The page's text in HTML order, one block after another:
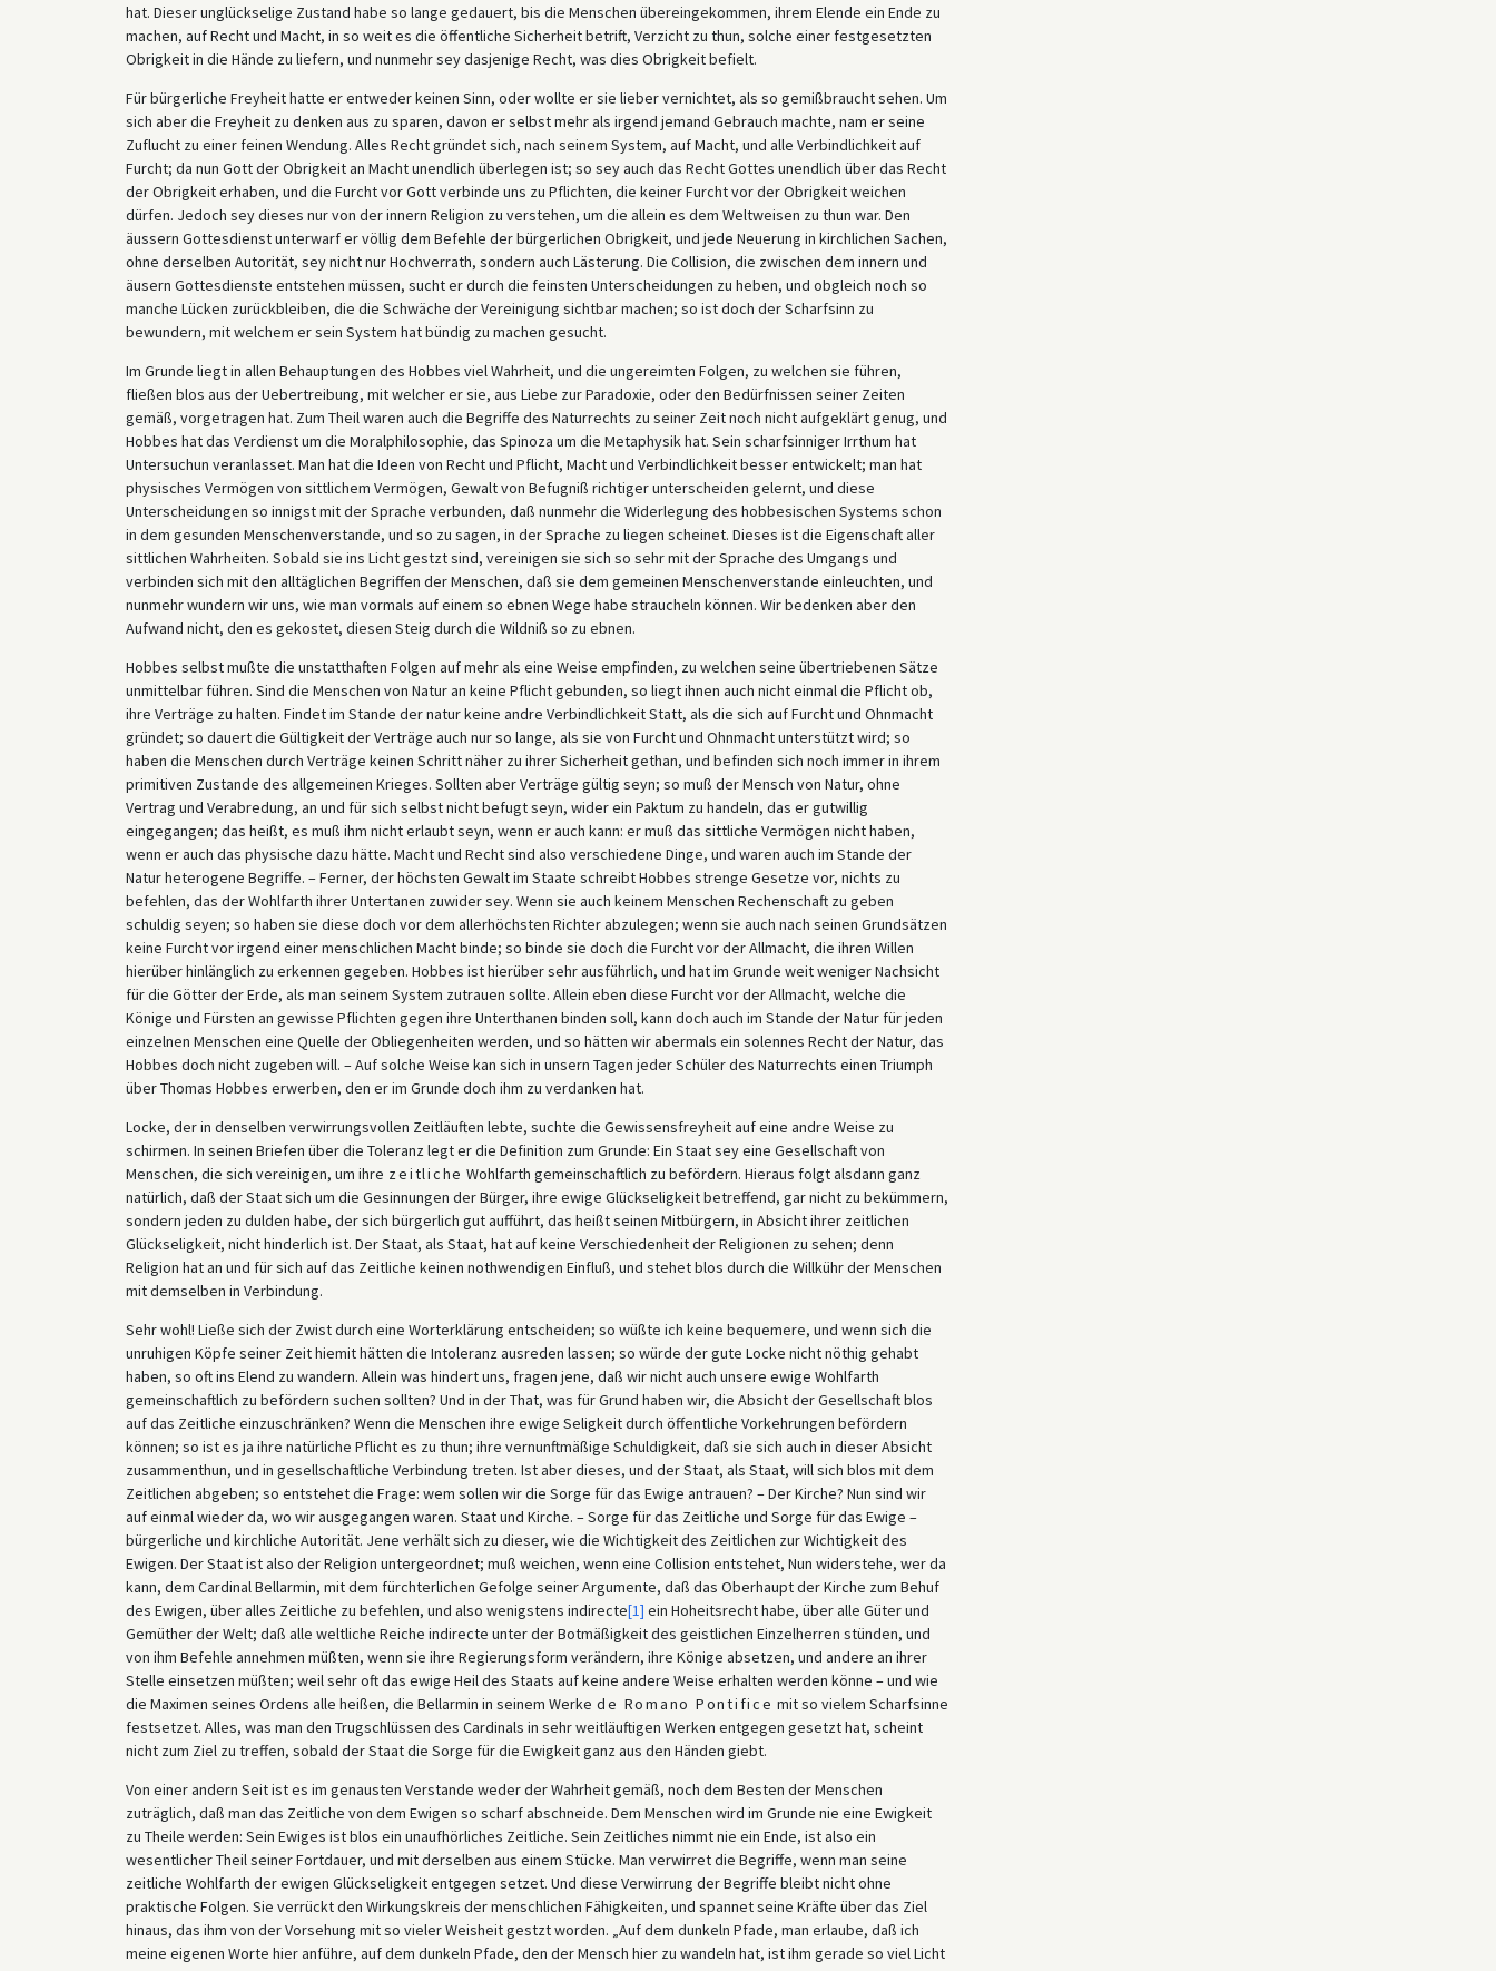
hat. Dieser unglückselige Zustand habe so lange gedauert, bis die Menschen übereingekommen, ihrem Elende ein Ende zu
machen, auf Recht und Macht, in so weit es die öffentliche Sicherheit betrift, Verzicht zu thun, solche einer festgesetzten
Obrigkeit in die Hände zu liefern, und nunmehr sey dasjenige Recht, was dies Obrigkeit befielt.
Für bürgerliche Freyheit hatte er entweder keinen Sinn, oder wollte er sie lieber vernichtet, als so gemißbraucht sehen. Um
sich aber die Freyheit zu denken aus zu sparen, davon er selbst mehr als irgend jemand Gebrauch machte, nam er seine
Zuflucht zu einer feinen Wendung. Alles Recht gründet sich, nach seinem System, auf Macht, und alle Verbindlichkeit auf
Furcht; da nun Gott der Obrigkeit an Macht unendlich überlegen ist; so sey auch das Recht Gottes unendlich über das Recht
der Obrigkeit erhaben, und die Furcht vor Gott verbinde uns zu Pflichten, die keiner Furcht vor der Obrigkeit weichen
dürfen. Jedoch sey dieses nur von der innern Religion zu verstehen, um die allein es dem Weltweisen zu thun war. Den
äussern Gottesdienst unterwarf er völlig dem Befehle der bürgerlichen Obrigkeit, und jede Neuerung in kirchlichen Sachen,
ohne derselben Autorität, sey nicht nur Hochverrath, sondern auch Lästerung. Die Collision, die zwischen dem innern und
äusern Gottesdienste entstehen müssen, sucht er durch die feinsten Unterscheidungen zu heben, und obgleich noch so
manche Lücken zurückbleiben, die die Schwäche der Vereinigung sichtbar machen; so ist doch der Scharfsinn zu
bewundern, mit welchem er sein System hat bündig zu machen gesucht.
Im Grunde liegt in allen Behauptungen des Hobbes viel Wahrheit, und die ungereimten Folgen, zu welchen sie führen,
fließen blos aus der Uebertreibung, mit welcher er sie, aus Liebe zur Paradoxie, oder den Bedürfnissen seiner Zeiten
gemäß, vorgetragen hat. Zum Theil waren auch die Begriffe des Naturrechts zu seiner Zeit noch nicht aufgeklärt genug, und
Hobbes hat das Verdienst um die Moralphilosophie, das Spinoza um die Metaphysik hat. Sein scharfsinniger Irrthum hat
Untersuchun veranlasset. Man hat die Ideen von Recht und Pflicht, Macht und Verbindlichkeit besser entwickelt; man hat
physisches Vermögen von sittlichem Vermögen, Gewalt von Befugniß richtiger unterscheiden gelernt, und diese
Unterscheidungen so innigst mit der Sprache verbunden, daß nunmehr die Widerlegung des hobbesischen Systems schon
in dem gesunden Menschenverstande, und so zu sagen, in der Sprache zu liegen scheinet. Dieses ist die Eigenschaft aller
sittlichen Wahrheiten. Sobald sie ins Licht gestzt sind, vereinigen sie sich so sehr mit der Sprache des Umgangs und
verbinden sich mit den alltäglichen Begriffen der Menschen, daß sie dem gemeinen Menschenverstande einleuchten, und
nunmehr wundern wir uns, wie man vormals auf einem so ebnen Wege habe straucheln können. Wir bedenken aber den
Aufwand nicht, den es gekostet, diesen Steig durch die Wildniß so zu ebnen.
Hobbes selbst mußte die unstatthaften Folgen auf mehr als eine Weise empfinden, zu welchen seine übertriebenen Sätze
unmittelbar führen. Sind die Menschen von Natur an keine Pflicht gebunden, so liegt ihnen auch nicht einmal die Pflicht ob,
ihre Verträge zu halten. Findet im Stande der natur keine andre Verbindlichkeit Statt, als die sich auf Furcht und Ohnmacht
gründet; so dauert die Gültigkeit der Verträge auch nur so lange, als sie von Furcht und Ohnmacht unterstützt wird; so
haben die Menschen durch Verträge keinen Schritt näher zu ihrer Sicherheit gethan, und befinden sich noch immer in ihrem
primitiven Zustande des allgemeinen Krieges. Sollten aber Verträge gültig seyn; so muß der Mensch von Natur, ohne
Vertrag und Verabredung, an und für sich selbst nicht befugt seyn, wider ein Paktum zu handeln, das er gutwillig
eingegangen; das heißt, es muß ihm nicht erlaubt seyn, wenn er auch kann: er muß das sittliche Vermögen nicht haben,
wenn er auch das physische dazu hätte. Macht und Recht sind also verschiedene Dinge, und waren auch im Stande der
Natur heterogene Begriffe. – Ferner, der höchsten Gewalt im Staate schreibt Hobbes strenge Gesetze vor, nichts zu
befehlen, das der Wohlfarth ihrer Untertanen zuwider sey. Wenn sie auch keinem Menschen Rechenschaft zu geben
schuldig seyen; so haben sie diese doch vor dem allerhöchsten Richter abzulegen; wenn sie auch nach seinen Grundsätzen
keine Furcht vor irgend einer menschlichen Macht binde; so binde sie doch die Furcht vor der Allmacht, die ihren Willen
hierüber hinlänglich zu erkennen gegeben. Hobbes ist hierüber sehr ausführlich, und hat im Grunde weit weniger Nachsicht
für die Götter der Erde, als man seinem System zutrauen sollte. Allein eben diese Furcht vor der Allmacht, welche die
Könige und Fürsten an gewisse Pflichten gegen ihre Unterthanen binden soll, kann doch auch im Stande der Natur für jeden
einzelnen Menschen eine Quelle der Obliegenheiten werden, und so hätten wir abermals ein solennes Recht der Natur, das
Hobbes doch nicht zugeben will. – Auf solche Weise kan sich in unsern Tagen jeder Schüler des Naturrechts einen Triumph
über Thomas Hobbes erwerben, den er im Grunde doch ihm zu verdanken hat.
Locke, der in denselben verwirrungsvollen Zeitläuften lebte, suchte die Gewissensfreyheit auf eine andre Weise zu
schirmen. In seinen Briefen über die Toleranz legt er die Definition zum Grunde: Ein Staat sey eine Gesellschaft von
Menschen, die sich vereinigen, um ihre zeitliche Wohlfarth gemeinschaftlich zu befördern. Hieraus folgt alsdann ganz
natürlich, daß der Staat sich um die Gesinnungen der Bürger, ihre ewige Glückseligkeit betreffend, gar nicht zu bekümmern,
sondern jeden zu dulden habe, der sich bürgerlich gut aufführt, das heißt seinen Mitbürgern, in Absicht ihrer zeitlichen
Glückseligkeit, nicht hinderlich ist. Der Staat, als Staat, hat auf keine Verschiedenheit der Religionen zu sehen; denn
Religion hat an und für sich auf das Zeitliche keinen nothwendigen Einfluß, und stehet blos durch die Willkühr der Menschen
mit demselben in Verbindung.
Sehr wohl! Ließe sich der Zwist durch eine Worterklärung entscheiden; so wüßte ich keine bequemere, und wenn sich die
unruhigen Köpfe seiner Zeit hiemit hätten die Intoleranz ausreden lassen; so würde der gute Locke nicht nöthig gehabt
haben, so oft ins Elend zu wandern. Allein was hindert uns, fragen jene, daß wir nicht auch unsere ewige Wohlfarth
gemeinschaftlich zu befördern suchen sollten? Und in der That, was für Grund haben wir, die Absicht der Gesellschaft blos
auf das Zeitliche einzuschränken? Wenn die Menschen ihre ewige Seligkeit durch öffentliche Vorkehrungen befördern
können; so ist es ja ihre natürliche Pflicht es zu thun; ihre vernunftmäßige Schuldigkeit, daß sie sich auch in dieser Absicht
zusammenthun, und in gesellschaftliche Verbindung treten. Ist aber dieses, und der Staat, als Staat, will sich blos mit dem
Zeitlichen abgeben; so entstehet die Frage: wem sollen wir die Sorge für das Ewige antrauen? – Der Kirche? Nun sind wir
auf einmal wieder da, wo wir ausgegangen waren. Staat und Kirche. – Sorge für das Zeitliche und Sorge für das Ewige –
bürgerliche und kirchliche Autorität. Jene verhält sich zu dieser, wie die Wichtigkeit des Zeitlichen zur Wichtigkeit des
Ewigen. Der Staat ist also der Religion untergeordnet; muß weichen, wenn eine Collision entstehet, Nun widerstehe, wer da
kann, dem Cardinal Bellarmin, mit dem fürchterlichen Gefolge seiner Argumente, daß das Oberhaupt der Kirche zum Behuf
des Ewigen, über alles Zeitliche zu befehlen, und also wenigstens indirecte[1] ein Hoheitsrecht habe, über alle Güter und
Gemüther der Welt; daß alle weltliche Reiche indirecte unter der Botmäßigkeit des geistlichen Einzelherren stünden, und
von ihm Befehle annehmen müßten, wenn sie ihre Regierungsform verändern, ihre Könige absetzen, und andere an ihrer
Stelle einsetzen müßten; weil sehr oft das ewige Heil des Staats auf keine andere Weise erhalten werden könne – und wie
die Maximen seines Ordens alle heißen, die Bellarmin in seinem Werke de Romano Pontifice mit so vielem Scharfsinne
festsetzet. Alles, was man den Trugschlüssen des Cardinals in sehr weitläuftigen Werken entgegen gesetzt hat, scheint
nicht zum Ziel zu treffen, sobald der Staat die Sorge für die Ewigkeit ganz aus den Händen giebt.
Von einer andern Seit ist es im genausten Verstande weder der Wahrheit gemäß, noch dem Besten der Menschen
zuträglich, daß man das Zeitliche von dem Ewigen so scharf abschneide. Dem Menschen wird im Grunde nie eine Ewigkeit
zu Theile werden: Sein Ewiges ist blos ein unaufhörliches Zeitliche. Sein Zeitliches nimmt nie ein Ende, ist also ein
wesentlicher Theil seiner Fortdauer, und mit derselben aus einem Stücke. Man verwirret die Begriffe, wenn man seine
zeitliche Wohlfarth der ewigen Glückseligkeit entgegen setzet. Und diese Verwirrung der Begriffe bleibt nicht ohne
praktische Folgen. Sie verrückt den Wirkungskreis der menschlichen Fähigkeiten, und spannet seine Kräfte über das Ziel
hinaus, das ihm von der Vorsehung mit so vieler Weisheit gestzt worden. „Auf dem dunkeln Pfade, man erlaube, daß ich
meine eigenen Worte hier anführe, auf dem dunkeln Pfade, den der Mensch hier zu wandeln hat, ist ihm gerade so viel Licht